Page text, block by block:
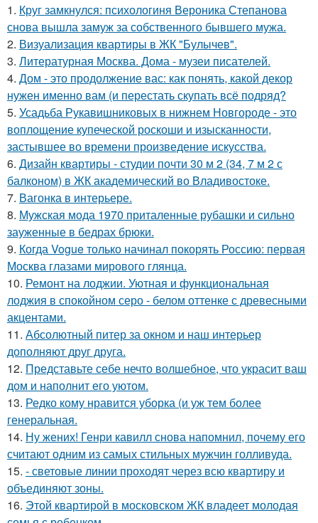
1. Круг замкнулся: психологиня Вероника Степанова
снова вышла замуж за собственного бывшего мужа.
2. Визуализация квартиры в ЖК "Булычев".
3. Литературная Москва. Дома - музеи писателей.
4. Дом - это продолжение вас: как понять, какой декор
нужен именно вам (и перестать скупать всё подряд?
5. Усадьба Рукавишниковых в нижнем Новгороде - это
воплощение купеческой роскоши и изысканности,
застывшее во времени произведение искусства.
6. Дизайн квартиры - студии почти 30 м 2 (34, 7 м 2 с
балконом) в ЖК академический во Владивостоке.
7. Вагонка в интерьере.
8. Мужская мода 1970 приталенные рубашки и сильно
зауженные в бедрах брюки.
9. Когда Vogue только начинал покорять Россию: первая
Москва глазами мирового глянца.
10. Ремонт на лоджии. Уютная и функциональная
лоджия в спокойном серо - белом оттенке с древесными
акцентами.
11. Абсолютный питер за окном и наш интерьер
дополняют друг друга.
12. Представьте себе нечто волшебное, что украсит ваш
дом и наполнит его уютом.
13. Редко кому нравится уборка (и уж тем более
генеральная.
14. Ну жених! Генри кавилл снова напомнил, почему его
считают одним из самых стильных мужчин голливуда.
15. - световые линии проходят через всю квартиру и
объединяют зоны.
16. Этой квартирой в московском ЖК владеет молодая